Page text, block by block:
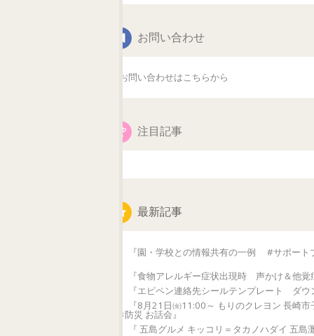
お問い合わせ
お問い合わせはこちらから
注目記事
最新記事
『園・学校との情報共有の一例 #サポー
『食物アレルギー症状出現時 声かけ＆他覚
『エピペン連絡先シールテンプレート ダウ
『8月21日㈮11:00～ もりのクレヨン 長崎
×防災 お話会』
『 五島グルメ キッコリ＝タカノハダイ 五島